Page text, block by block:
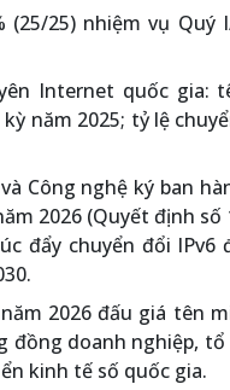
25) nhiệm vụ Quý
Internet quốc gia:
năm 2025; tỷ lệ
Công nghệ ký ban
2026 (Quyết định
đẩy chuyển đổi
2026 đấu giá tên
đồng doanh nghiệp,
kinh tế số quốc gia.